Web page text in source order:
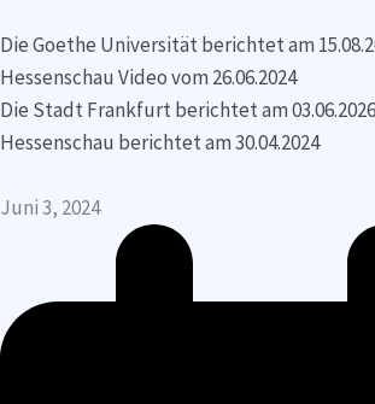
Die Goethe Universität berichtet am
Hessenschau Video vom 26.06.2024
Die Stadt Frankfurt berichtet am 03.06.2026
Hessenschau berichtet am 30.04.2024
Juni 3, 2024